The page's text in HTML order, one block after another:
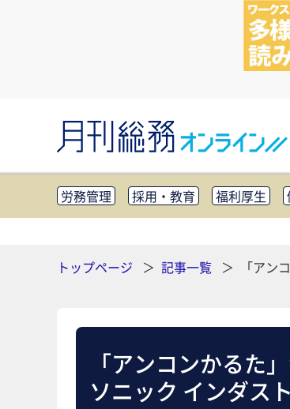
労務管理 採用・教育 福利厚生
知財管理
リスクマネジメント・BCP
トップページ
記事一覧 「アン
「アンコンかる
ソニック インダス